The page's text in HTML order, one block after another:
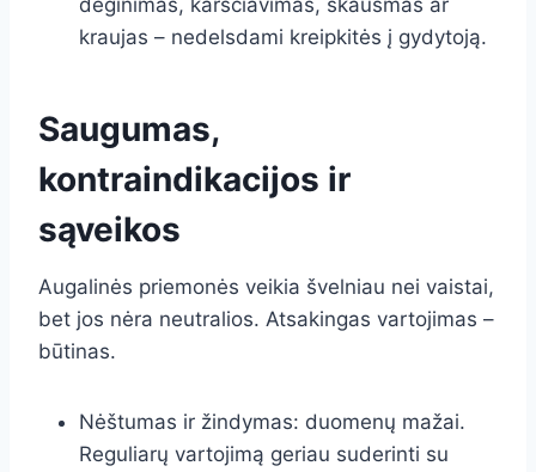
deginimas, karščiavimas, skausmas ar
kraujas – nedelsdami kreipkitės į gydytoją.
Saugumas,
kontraindikacijos ir
sąveikos
Augalinės priemonės veikia švelniau nei vaistai,
bet jos nėra neutralios. Atsakingas vartojimas –
būtinas.
Nėštumas ir žindymas: duomenų mažai.
Reguliarų vartojimą geriau suderinti su